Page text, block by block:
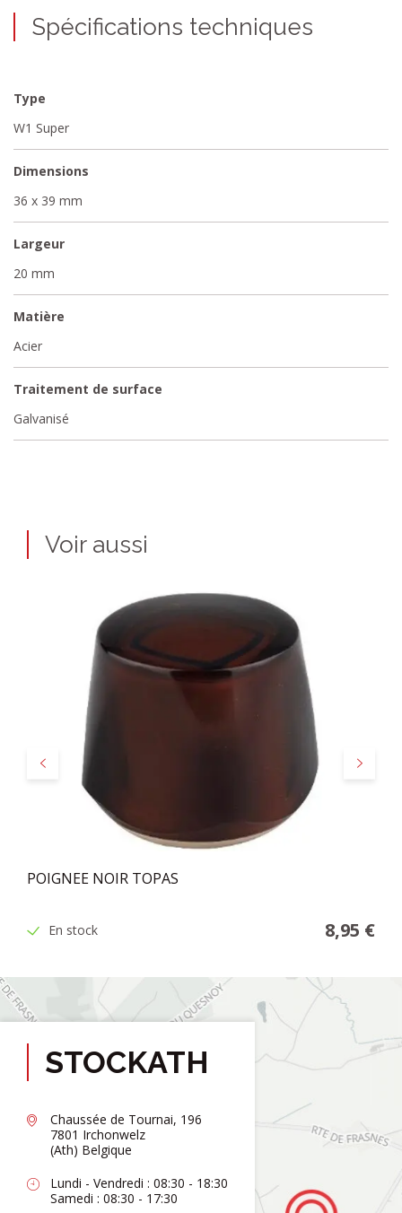
Spécifications techniques
Type
W1 Super
Dimensions
36 x 39 mm
Largeur
20 mm
Matière
Acier
Traitement de surface
Galvanisé
Voir aussi
Précédent Suivant
POIGNEE NOIR TOPAS
En stock 8,95 €
STOCKATH
Chaussée de Tournai, 196
7801 Irchonwelz
(Ath) Belgique
Lundi - Vendredi : 08:30 - 18:30
Samedi : 08:30 - 17:30